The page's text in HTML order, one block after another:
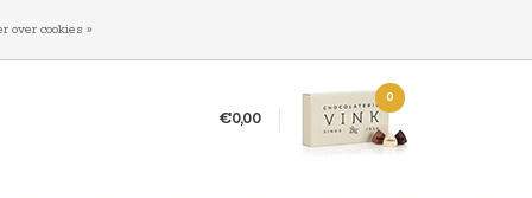
€0,00
0
over cookies »